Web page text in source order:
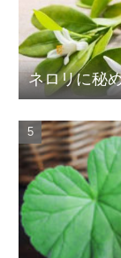
ネロリに秘